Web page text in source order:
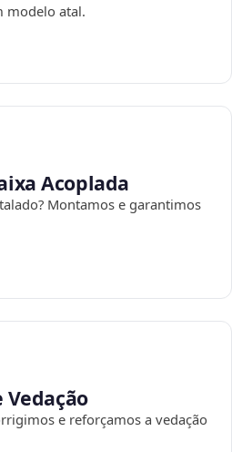
modelo atal.
Acoplada
Montamos e garantimos
Vedação
e reforçamos a vedação